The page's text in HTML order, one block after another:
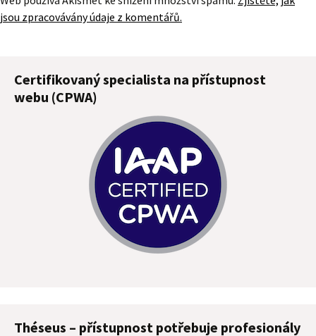
jsou zpracovávány údaje z komentářů.
Certifikovaný specialista na přístupnost
webu (CPWA)
Théseus – přístupnost potřebuje profesionály